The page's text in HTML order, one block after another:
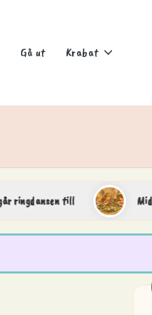
Gå ut Krabat
Midsommarpyssel: